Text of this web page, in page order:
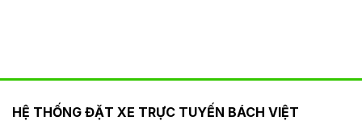
HỆ THỐNG ĐẶT XE TRỰC TUYẾN BÁCH VIỆT